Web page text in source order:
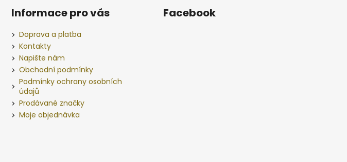
Informace pro vás
Doprava a platba
Kontakty
Napište nám
Obchodní podmínky
Podmínky ochrany osobních
údajů
Prodávané značky
Moje objednávka
Facebook